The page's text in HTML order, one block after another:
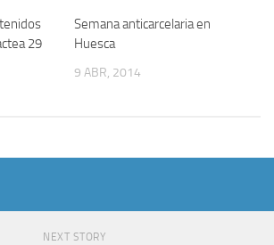
29
Semana anticarcelaria en
Huesca
9 ABR, 2014
NEXT STORY